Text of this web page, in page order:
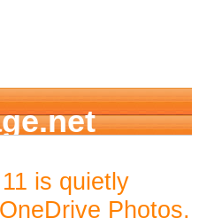
is quietly
Photos,